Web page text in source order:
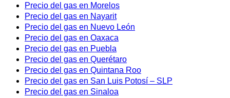
Precio del gas en Morelos
Precio del gas en Nayarit
Precio del gas en Nuevo León
Precio del gas en Oaxaca
Precio del gas en Puebla
Precio del gas en Querétaro
Precio del gas en Quintana Roo
Precio del gas en San Luis Potosí – SLP
Precio del gas en Sinaloa